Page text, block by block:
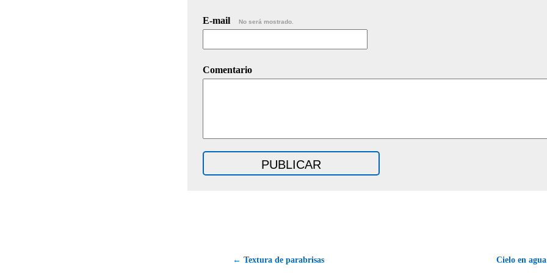
E-mail No será mostrado.
Comentario
← Textura de parabrisas Cielo en